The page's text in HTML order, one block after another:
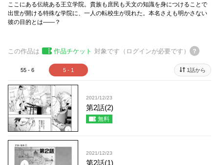
ここにある伝統ある王立学院。貴族も庶民も天文の知識を身につけることで
出世が開ける特殊な学院に、一人の転校生が現れた。本名さえも明かさない
彼の目的とは――？
この作品は 作品チケット 対象です（ログインが必要です）
55 - 6 5 - 1 1話から
2021/12/23
第2話(2)
無料
2021/12/23
第2話(1)